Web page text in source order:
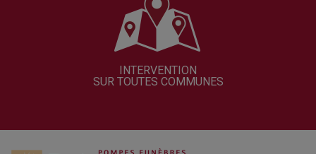
INTERVENTION
SUR TOUTES COMMUNES